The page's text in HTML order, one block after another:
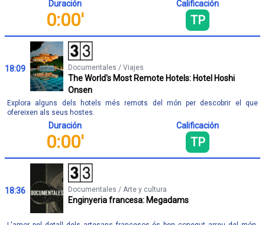
Duración
0:00'
Calificación
TP
18:09 Documentales / Viajes
The World's Most Remote Hotels: Hotel Hoshi
Onsen
Explora alguns dels hotels més remots del món per descobrir el que
ofereixen als seus hostes.
Duración
0:00'
Calificación
TP
18:36 Documentales / Arte y cultura
Enginyeria francesa: Megadams